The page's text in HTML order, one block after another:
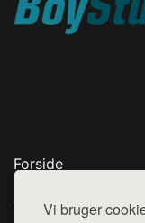
Vi bruger
Forside
Top Rabatter